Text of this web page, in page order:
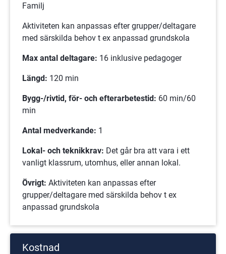
Familj
Aktiviteten kan anpassas efter grupper/deltagare
med särskilda behov t ex anpassad grundskola
Max antal deltagare: 16 inklusive pedagoger
Längd: 120 min
Bygg-/rivtid, för- och efterarbetestid: 60 min/60
min
Antal medverkande: 1
Lokal- och teknikkrav: Det går bra att vara i ett
vanligt klassrum, utomhus, eller annan lokal.
Övrigt: Aktiviteten kan anpassas efter
grupper/deltagare med särskilda behov t ex
anpassad grundskola
Kostnad